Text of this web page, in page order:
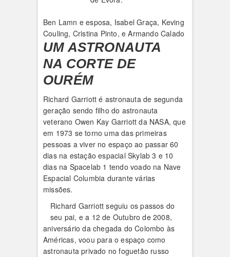
Ben Lamn e esposa, Isabel Graça, Keving
Couling, Cristina Pinto, e Armando Calado
UM ASTRONAUTA
NA CORTE DE
OURÉM
Richard Garriott é astronauta de segunda
geração sendo filho do astronauta
veterano Owen Kay Garriott da NASA, que
em 1973 se torno uma das primeiras
pessoas a viver no espaço ao passar 60
dias na estação espacial Skylab 3 e 10
dias na Spacelab 1 tendo voado na Nave
Espacial Columbia durante várias
missões.
Richard Garriott seguiu os passos do
seu pai, e a 12 de Outubro de 2008,
aniversário da chegada do Colombo às
Américas, voou para o espaço como
astronauta privado no foguetão russo